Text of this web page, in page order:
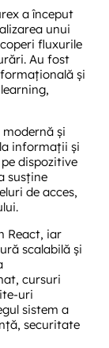
a început
unui
fluxurile
Au fost
și
și
informații și
dispozitive
susține
de acces,
React, iar
scalabilă și
cursuri
uri
sistem a
securitate